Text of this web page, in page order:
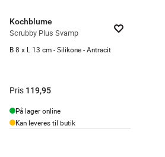
Kochblume
Scrubby Plus Svamp
B 8 x L 13 cm - Silikone - Antracit
Pris 119,95
På lager online
Kan leveres til butik